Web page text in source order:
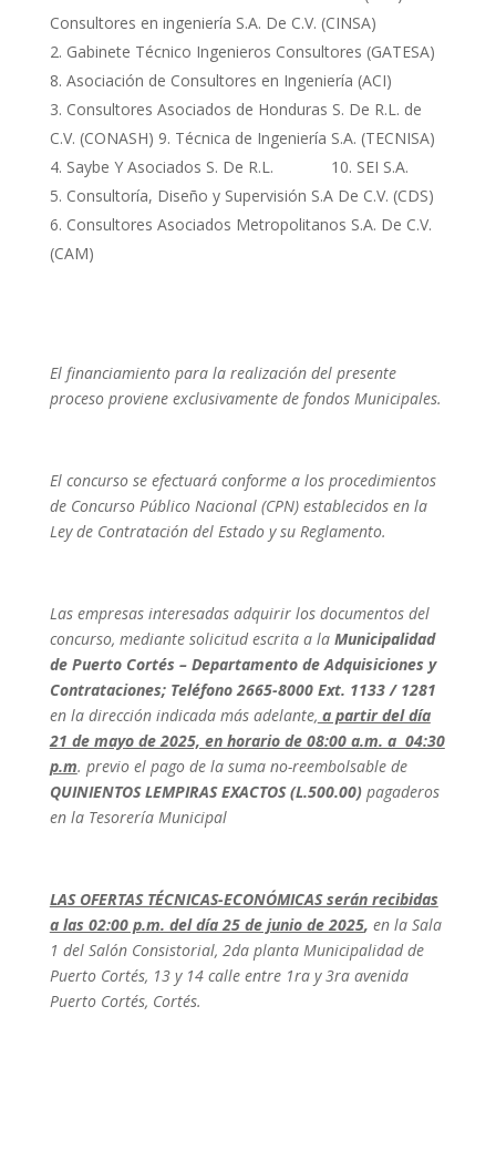
Consultores en ingeniería S.A. De C.V. (CINSA)
Gabinete Técnico Ingenieros Consultores (GATESA)
8. Asociación de Consultores en Ingeniería (ACI)
Consultores Asociados de Honduras S. De R.L. de
C.V. (CONASH) 9. Técnica de Ingeniería S.A. (TECNISA)
Saybe Y Asociados S. De R.L. 10. SEI S.A.
Consultoría, Diseño y Supervisión S.A De C.V. (CDS)
Consultores Asociados Metropolitanos S.A. De C.V.
(CAM)
El financiamiento para la realización del presente
proceso proviene exclusivamente de fondos Municipales.
El concurso se efectuará conforme a los procedimientos
de Concurso Público Nacional (CPN) establecidos en la
Ley de Contratación del Estado y su Reglamento.
Las empresas interesadas adquirir los documentos del
concurso, mediante solicitud escrita a la Municipalidad
de Puerto Cortés – Departamento de Adquisiciones y
Contrataciones; Teléfono 2665-8000 Ext. 1133 / 1281
en la dirección indicada más adelante, a partir del día
21 de mayo de 2025, en horario de 08:00 a.m. a 04:30
p.m. previo el pago de la suma no-reembolsable de
QUINIENTOS LEMPIRAS EXACTOS (L.500.00) pagaderos
en la Tesorería Municipal
LAS OFERTAS TÉCNICAS-ECONÓMICAS serán recibidas
a las 02:00 p.m. del día 25 de junio de 2025, en la Sala
1 del Salón Consistorial, 2da planta Municipalidad de
Puerto Cortés, 13 y 14 calle entre 1ra y 3ra avenida
Puerto Cortés, Cortés.